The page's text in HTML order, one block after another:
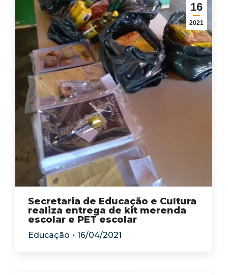
16
2021
Secretaria de Educação e Cultura
realiza entrega de kit merenda
escolar e PET escolar
Educação 16/04/2021